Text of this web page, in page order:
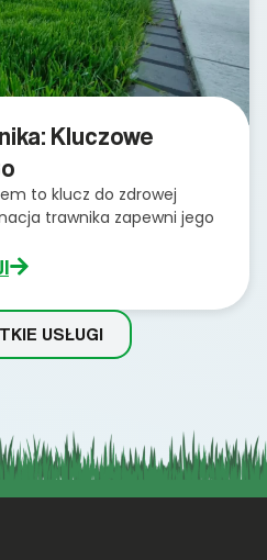
Kluczowe
to klucz do zdrowej
trawnika zapewni jego
USŁUGI